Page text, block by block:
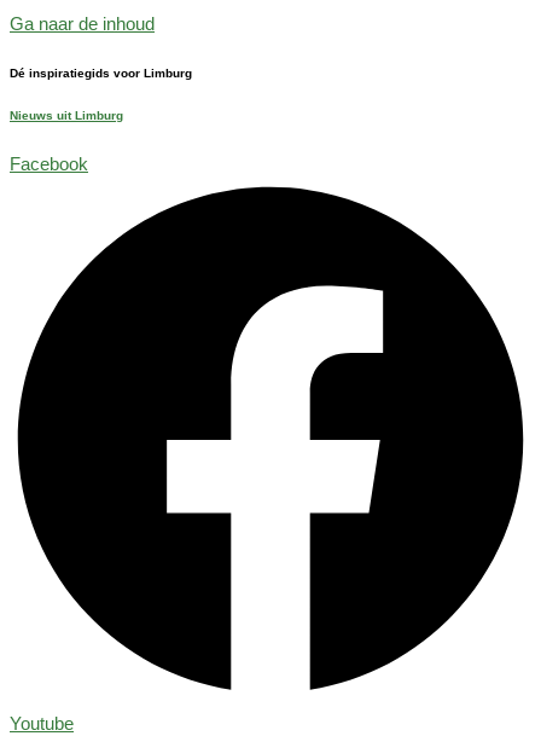
Ga naar de inhoud
Dé inspiratiegids voor Limburg
Nieuws uit Limburg
Facebook
Youtube